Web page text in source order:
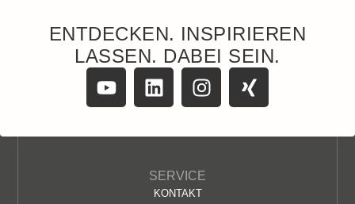
ENTDECKEN. INSPIRIEREN
LASSEN. DABEI SEIN.
SERVICE
KONTAKT